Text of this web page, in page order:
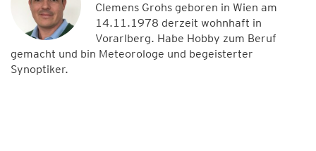
Clemens Grohs geboren in Wien am
14.11.1978 derzeit wohnhaft in
Vorarlberg. Habe Hobby zum Beruf
gemacht und bin Meteorologe und begeisterter
Synoptiker.